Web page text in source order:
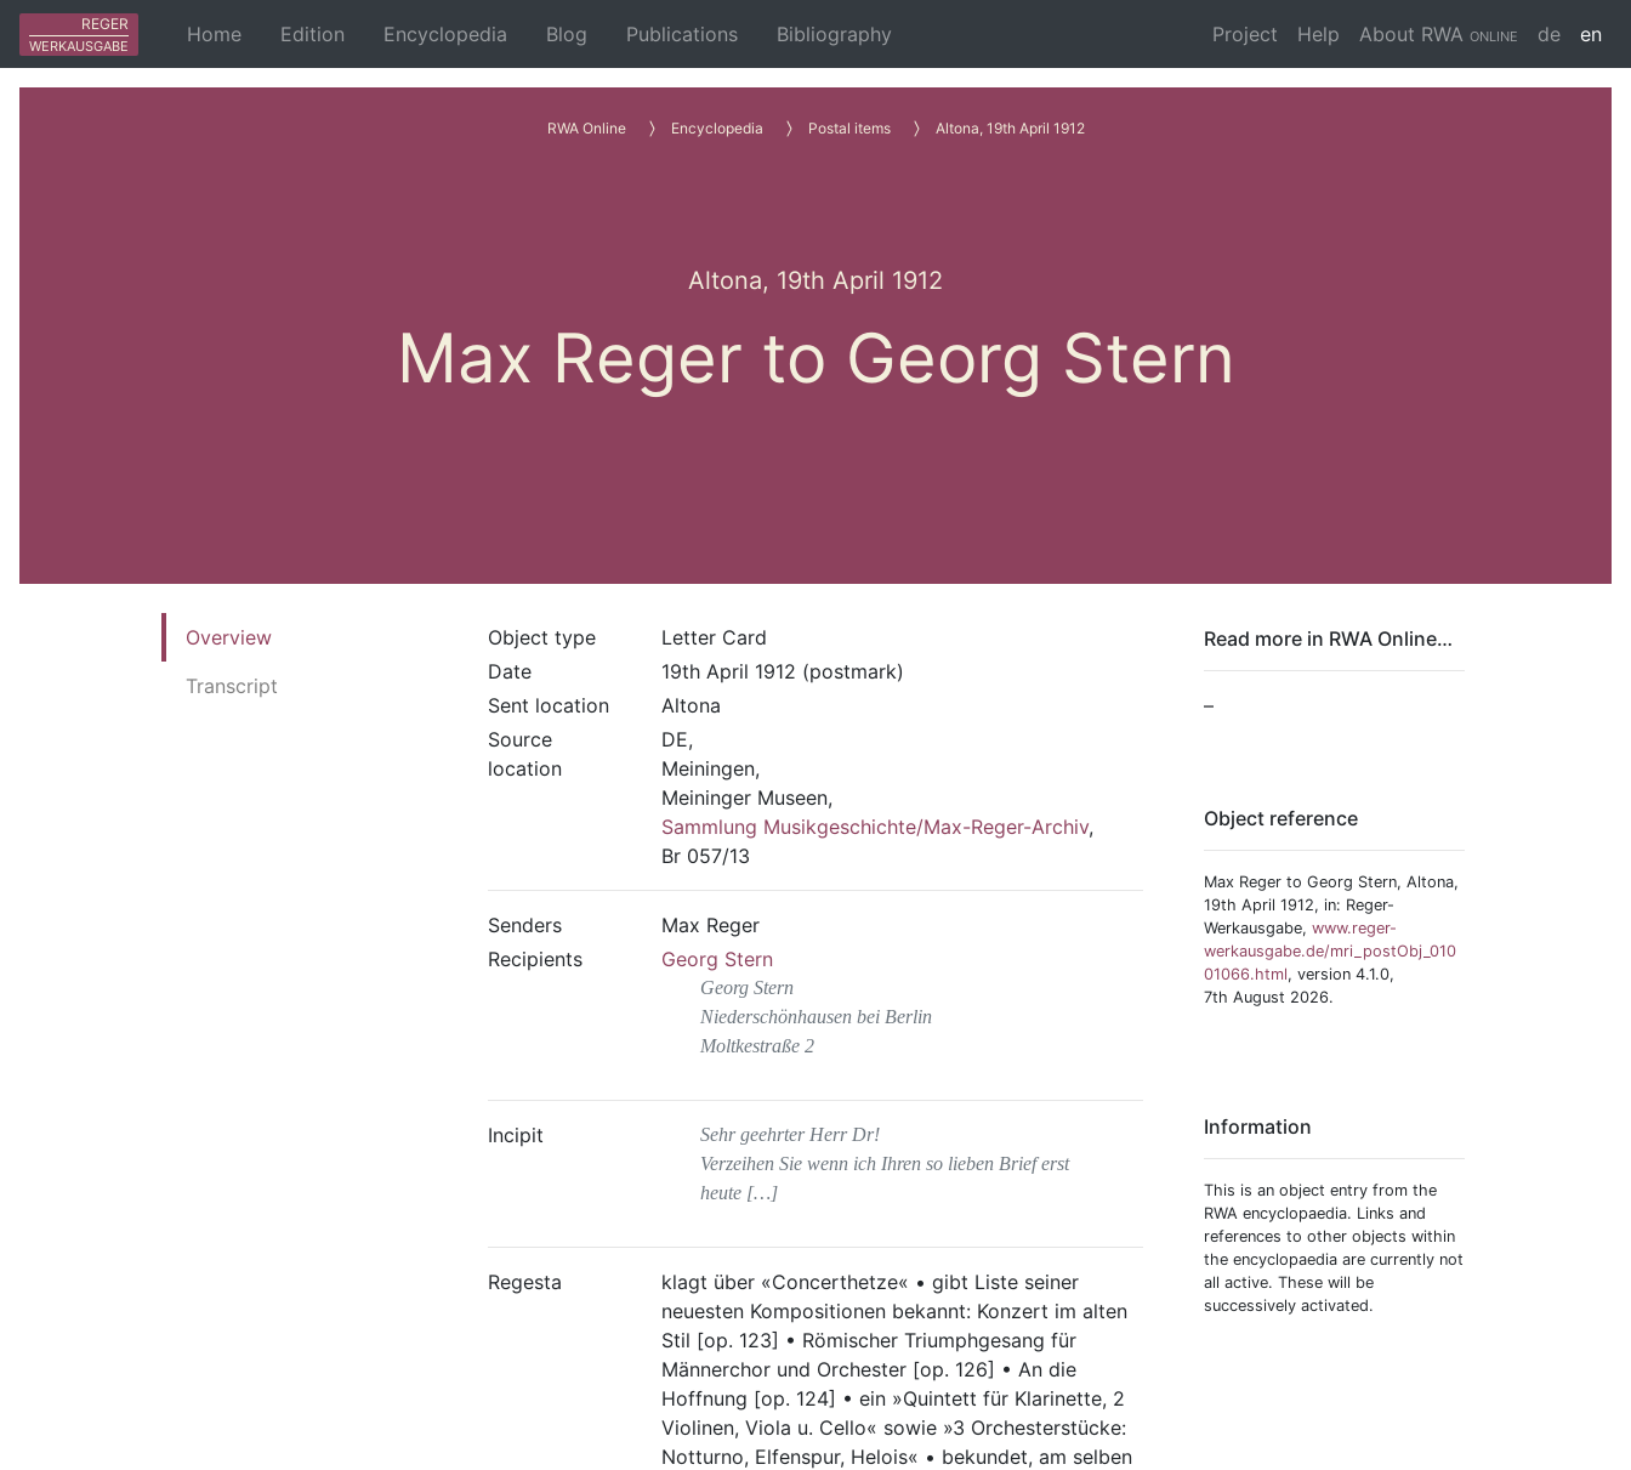
REGER
WERKAUSGABE Home Edition Encyclopedia Blog Publications Bibliography Project Help About RWA online de en
RWA Online Encyclopedia Postal items Altona, 19th April 1912
Altona, 19th April 1912
Max Reger to Georg Stern
Overview
Transcript
Object type
Letter Card
Date
19th April 1912 (postmark)
Sent location
Altona
Source
location
DE,
Meiningen,
Meininger Museen,
Sammlung Musikgeschichte/Max-Reger-Archiv,
Br 057/13
Senders
Max Reger
Recipients
Georg Stern
Georg Stern
Niederschönhausen bei Berlin
Moltkestraße 2
Incipit
Sehr geehrter Herr Dr!
Verzeihen Sie wenn ich Ihren so lieben Brief erst
heute […]
Regesta
klagt über «Concerthetze« • gibt Liste seiner
neuesten Kompositionen bekannt: Konzert im alten
Stil [op. 123] • Römischer Triumphgesang für
Männerchor und Orchester [op. 126] • An die
Hoffnung [op. 124] • ein »Quintett für Klarinette, 2
Violinen, Viola u. Cello« sowie »3 Orchesterstücke:
Notturno, Elfenspur, Helois« • bekundet, am selben
Read more in RWA Online…
–
Object reference
Max Reger to Georg Stern, Altona,
19th April 1912, in: Reger-
Werkausgabe, www.reger-
werkausgabe.de/mri_postObj_010
01066.html, version 4.1.0,
7th August 2026.
Information
This is an object entry from the
RWA encyclopaedia. Links and
references to other objects within
the encyclopaedia are currently not
all active. These will be
successively activated.